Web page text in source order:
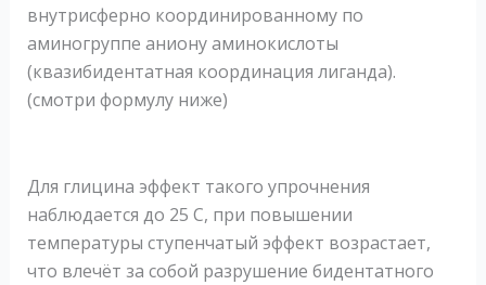
внутрисферно координированному по
аминогруппе аниону аминокислоты
(квазибидентатная координация лиганда).
(смотри формулу ниже)
Для глицина эффект такого упрочнения
наблюдается до 25 С, при повышении
температуры ступенчатый эффект возрастает,
что влечёт за собой разрушение бидентатного